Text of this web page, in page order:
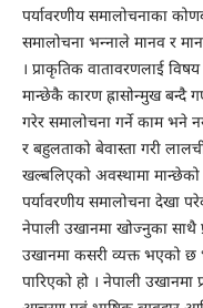
पर्यावरणीय समालोचनाका
समालोचना भन्नाले मानव र
। प्राकृतिक वातावरणलाई
मान्छेकै कारण ह्रासोन्मुख बन्दै
गरेर समालोचना गर्ने काम भने
र बहुलताको बेवास्ता गरी
खल्बलिएको अवस्थामा मान्छेको
पर्यावरणीय समालोचना देखा
नेपाली उखानमा खोज्नुका साथै
उखानमा कसरी व्यक्त भएको
पारिएको हो । नेपाली